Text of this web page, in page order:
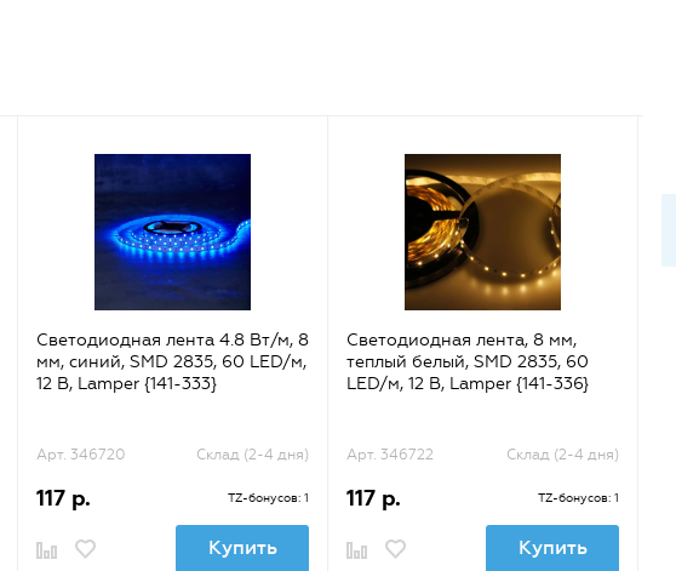
Светодиодная лента 4.8 Вт/м, 8
мм, синий, SMD 2835, 60 LED/м,
12 В, Lamper {141-333}
Арт. 346720 Склад (2-4 дня)
117 р. TZ-бонусов: 1
Купить
Светодиодная лента, 8 мм,
теплый белый, SMD 2835, 60
LED/м, 12 В, Lamper {141-336}
Арт. 346722 Склад (2-4 дня)
117 р. TZ-бонусов: 1
Купить